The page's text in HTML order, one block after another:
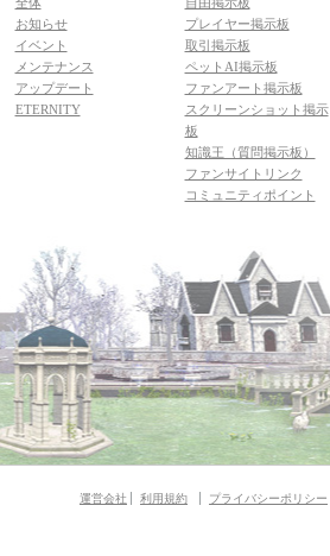
お知らせ
イベント
メンテナンス
アップデート
ETERNITY
プレイヤー掲示板
取引掲示板
ペットAI掲示板
ファンアート掲示板
スクリーンショット掲示
板
知識王（質問掲示板）
ファンサイトリンク
コミュニティポイント
運営会社 利用規約 プライバシーポリシー